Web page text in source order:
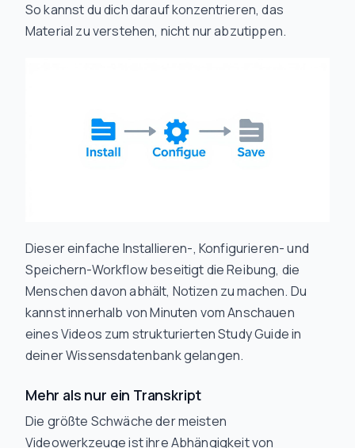
So kannst du dich darauf konzentrieren, das
Material zu verstehen, nicht nur abzutippen.
Dieser einfache Installieren-, Konfigurieren- und
Speichern-Workflow beseitigt die Reibung, die
Menschen davon abhält, Notizen zu machen. Du
kannst innerhalb von Minuten vom Anschauen
eines Videos zum strukturierten Study Guide in
deiner Wissensdatenbank gelangen.
Mehr als nur ein Transkript
Die größte Schwäche der meisten
Videowerkzeuge ist ihre Abhängigkeit von